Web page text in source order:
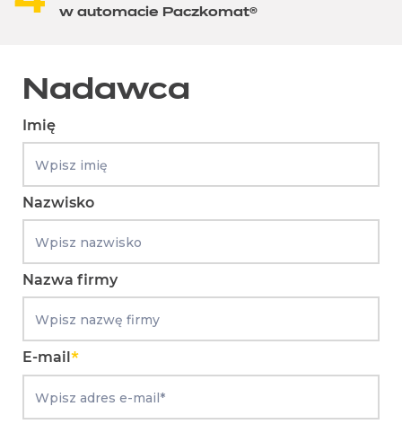
w automacie Paczkomat®
Nadawca
Imię
Nazwisko
Nazwa firmy
E-mail*